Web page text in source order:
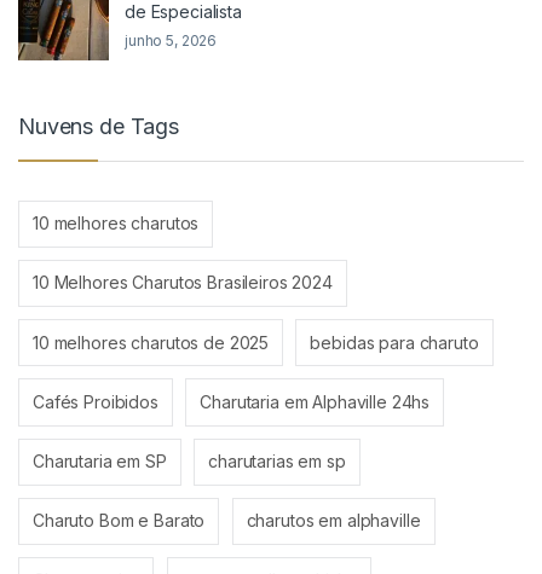
de Especialista
junho 5, 2026
Nuvens de Tags
10 melhores charutos
10 Melhores Charutos Brasileiros 2024
10 melhores charutos de 2025 bebidas para charuto
Cafés Proibidos Charutaria em Alphaville 24hs
Charutaria em SP charutarias em sp
Charuto Bom e Barato charutos em alphaville